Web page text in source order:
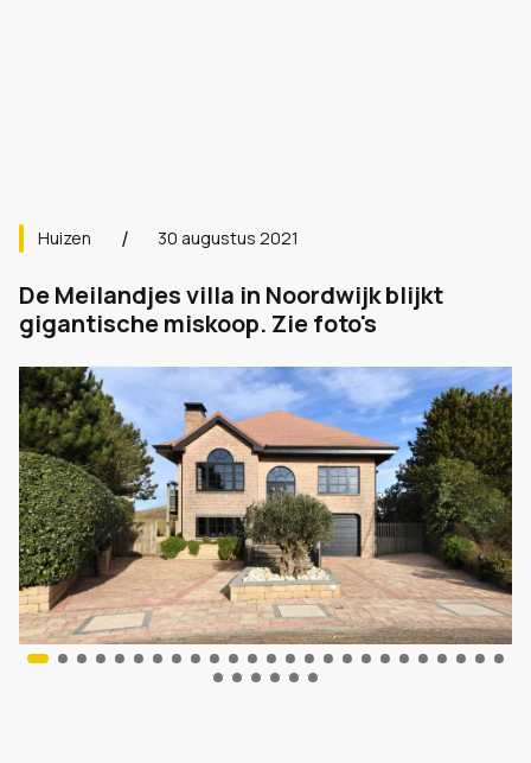
Huizen 30 augustus 2021
De Meilandjes villa in Noordwijk blijkt
gigantische miskoop. Zie foto's